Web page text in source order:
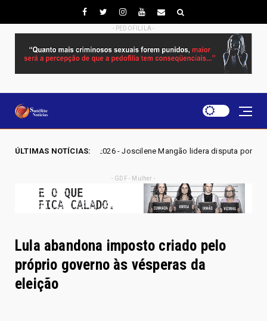
- PEDOFILILA -
ÚLTIMAS NOTÍCIAS:
GO 2026 - Joscilene Mangão lidera disputa por vaga na Alego em Novo
- GDF - Mulher -
Lula abandona imposto criado pelo
próprio governo às vésperas da
eleição